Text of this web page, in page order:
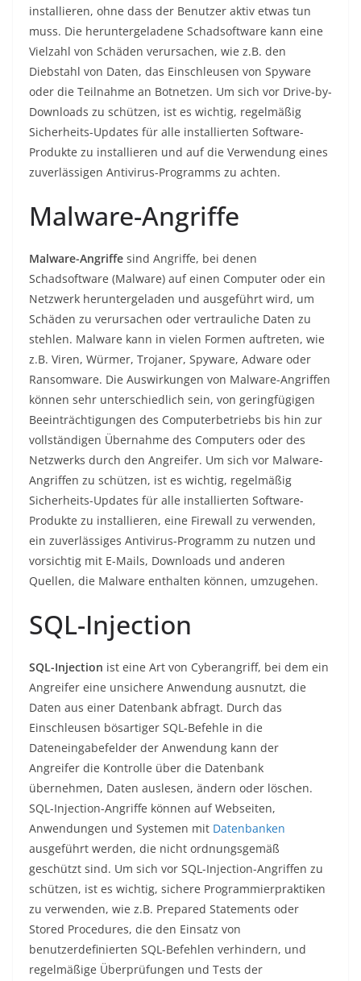
installieren, ohne dass der Benutzer aktiv etwas tun
muss. Die heruntergeladene Schadsoftware kann eine
Vielzahl von Schäden verursachen, wie z.B. den
Diebstahl von Daten, das Einschleusen von Spyware
oder die Teilnahme an Botnetzen. Um sich vor Drive-by-
Downloads zu schützen, ist es wichtig, regelmäßig
Sicherheits-Updates für alle installierten Software-
Produkte zu installieren und auf die Verwendung eines
zuverlässigen Antivirus-Programms zu achten.
Malware-Angriffe
Malware-Angriffe sind Angriffe, bei denen
Schadsoftware (Malware) auf einen Computer oder ein
Netzwerk heruntergeladen und ausgeführt wird, um
Schäden zu verursachen oder vertrauliche Daten zu
stehlen. Malware kann in vielen Formen auftreten, wie
z.B. Viren, Würmer, Trojaner, Spyware, Adware oder
Ransomware. Die Auswirkungen von Malware-Angriffen
können sehr unterschiedlich sein, von geringfügigen
Beeinträchtigungen des Computerbetriebs bis hin zur
vollständigen Übernahme des Computers oder des
Netzwerks durch den Angreifer. Um sich vor Malware-
Angriffen zu schützen, ist es wichtig, regelmäßig
Sicherheits-Updates für alle installierten Software-
Produkte zu installieren, eine Firewall zu verwenden,
ein zuverlässiges Antivirus-Programm zu nutzen und
vorsichtig mit E-Mails, Downloads und anderen
Quellen, die Malware enthalten können, umzugehen.
SQL-Injection
SQL-Injection ist eine Art von Cyberangriff, bei dem ein
Angreifer eine unsichere Anwendung ausnutzt, die
Daten aus einer Datenbank abfragt. Durch das
Einschleusen bösartiger SQL-Befehle in die
Dateneingabefelder der Anwendung kann der
Angreifer die Kontrolle über die Datenbank
übernehmen, Daten auslesen, ändern oder löschen.
SQL-Injection-Angriffe können auf Webseiten,
Anwendungen und Systemen mit Datenbanken
ausgeführt werden, die nicht ordnungsgemäß
geschützt sind. Um sich vor SQL-Injection-Angriffen zu
schützen, ist es wichtig, sichere Programmierpraktiken
zu verwenden, wie z.B. Prepared Statements oder
Stored Procedures, die den Einsatz von
benutzerdefinierten SQL-Befehlen verhindern, und
regelmäßige Überprüfungen und Tests der